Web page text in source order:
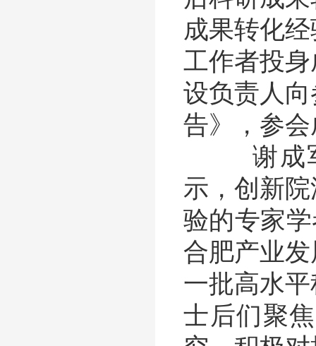
成果转化
工作者投
设负责人
告》，参
谢成军
示，创新
验的专家
合肥产业
一批高水
士后们聚